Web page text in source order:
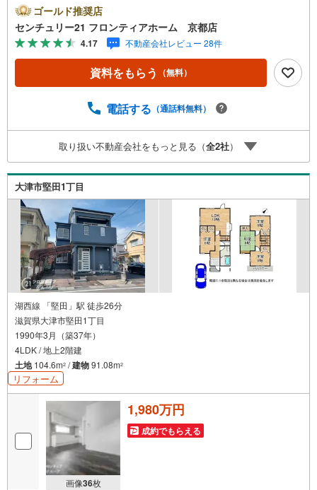
お料理ができますね リフォーム内容・キッチン交換・ユニ
ットバス交換・洗面化粧台交換・トイレ交換・クロス全部
屋張替え・洗面所クッションフロア張替え・トイレクッシ
ョンフロア張替え 立地・大津市立石山小学校まで徒歩約10
分・大津市立石山中学校まで徒歩約20分 弊社が選ばれる理
由 1.お金の扱い方のプロ、ファイナンシャルプランナーが
専門チームあり！3.たくさんの銀行と繋がりがあるため、
に必要になったお家のリフォームも弊社のリフォームプラ
ンナーがご提案！5.定期的にご連絡を繋ぎ、有事の際に迅
速にサポートいたします弊社は専門家同士が連携をとって
いるため、より多くの知見がございますお気軽にお問合せ
ください！
ゴールド推奨店
センチュリー21 フロンティアホーム 京都店
4.17 不動産会社レビュー 28件
資料をもらう （無料）
電話する （通話料無料）
取り扱い不動産会社をもっと見る（全2社）
大津市堅田1丁目
湖西線 「堅田」駅 徒歩26分
滋賀県大津市堅田1丁目
1990年3月（築37年）
4LDK / 地上2階建
土地104.6m2 /建物91.08m2
リフォーム
画像36枚
1,980万円
成約でもらえる